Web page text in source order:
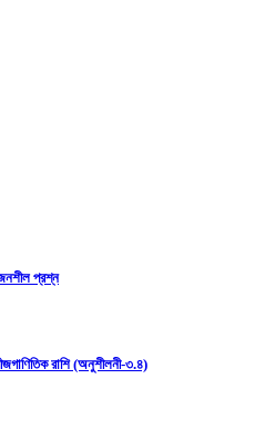
প্রশ্ন
রাশি (অনুশীলনী-৩.৪)